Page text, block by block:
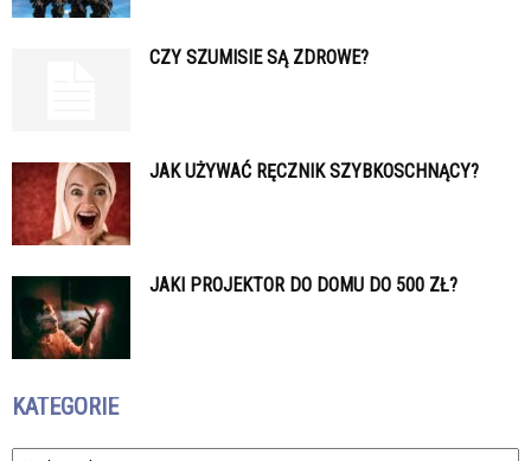
CZY SZUMISIE SĄ ZDROWE?
JAK UŻYWAĆ RĘCZNIK SZYBKOSCHNĄCY?
JAKI PROJEKTOR DO DOMU DO 500 ZŁ?
KATEGORIE
Kategorie